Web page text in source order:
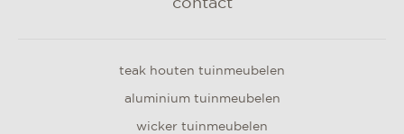
contact
teak houten tuinmeubelen
aluminium tuinmeubelen
wicker tuinmeubelen